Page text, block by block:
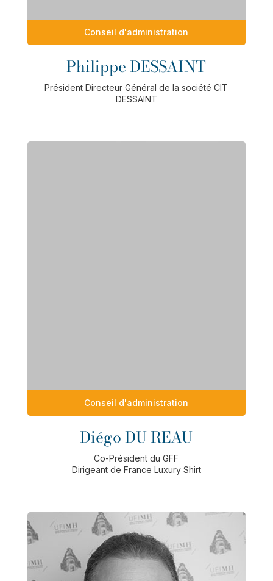
Conseil d'administration
Philippe DESSAINT
Président Directeur Général de la société CIT
DESSAINT
Conseil d'administration
Diégo DU REAU
Co-Président du GFF
Dirigeant de France Luxury Shirt